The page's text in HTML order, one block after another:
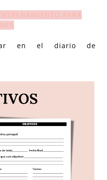
PARA
en el diario de